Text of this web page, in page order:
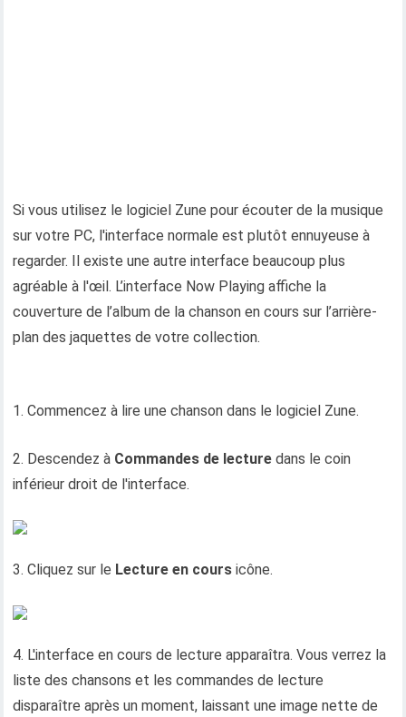
Si vous utilisez le logiciel Zune pour écouter de la musique
sur votre PC, l'interface normale est plutôt ennuyeuse à
regarder. Il existe une autre interface beaucoup plus
agréable à l'œil. L’interface Now Playing affiche la
couverture de l’album de la chanson en cours sur l’arrière-
plan des jaquettes de votre collection.
1. Commencez à lire une chanson dans le logiciel Zune.
2. Descendez à Commandes de lecture dans le coin
inférieur droit de l'interface.
3. Cliquez sur le Lecture en cours icône.
4. L'interface en cours de lecture apparaîtra. Vous verrez la
liste des chansons et les commandes de lecture
disparaître après un moment, laissant une image nette de